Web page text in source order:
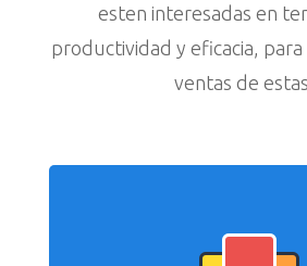
esten interesadas en
productividad y eficacia,
ventas de estas.